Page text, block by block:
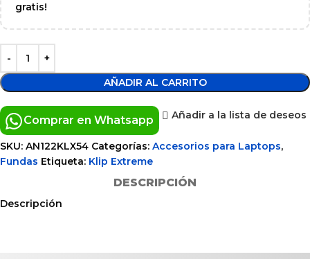
gratis!
AÑADIR AL CARRITO
Comprar en Whatsapp Añadir a la lista de deseos
SKU: AN122KLX54 Categorías: Accesorios para Laptops,
Fundas Etiqueta: Klip Extreme
DESCRIPCIÓN
Descripción